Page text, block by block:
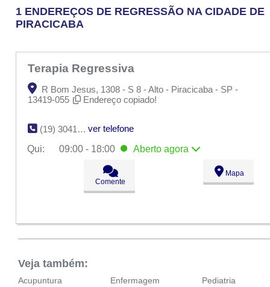
1 ENDEREÇOS DE REGRESSÃO NA CIDADE DE
PIRACICABA
Terapia Regressiva
R Bom Jesus, 1308 - S 8 - Alto - Piracicaba - SP -
13419-055
Endereço copiado!
(19) 3041-2332
ver telefone
Qui:
09:00 - 18:00 Aberto agora
09:00 - 18:00
09:00 - 18:00
09:00 - 18:00
Comente
Mapa
Veja também:
Acupuntura
Enfermagem
Pediatria